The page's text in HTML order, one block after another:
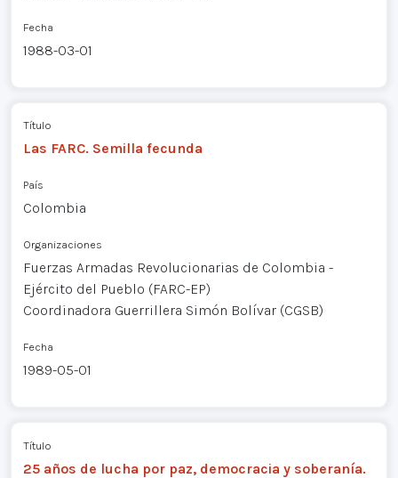
Fecha
1988-03-01
Título
Las FARC. Semilla fecunda
País
Colombia
Organizaciones
Fuerzas Armadas Revolucionarias de Colombia -
Ejército del Pueblo (FARC-EP)
Coordinadora Guerrillera Simón Bolívar (CGSB)
Fecha
1989-05-01
Título
25 años de lucha por paz, democracia y soberanía.